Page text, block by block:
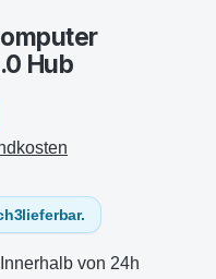
Hub
3lieferbar.
von 24h